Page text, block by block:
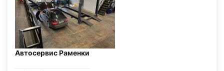
Автосервис Раменки